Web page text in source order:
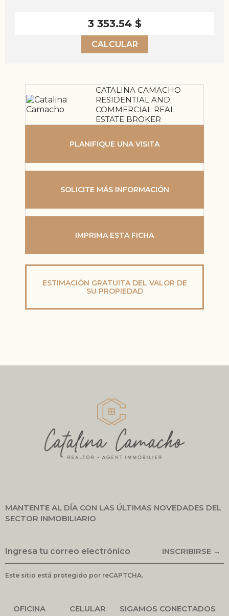
3 353.54 $
CALCULAR
CATALINA CAMACHO
RESIDENTIAL AND
COMMERCIAL REAL
ESTATE BROKER
PLANIFIQUE UNA VISITA
SOLICITE MÁS INFORMACIÓN
IMPRIMA ESTA FICHA
ESTIMACIÓN GRATUITA DEL VALOR DE
SU PROPIEDAD
MANTENTE AL DÍA CON LAS ÚLTIMAS NOVEDADES DEL
SECTOR INMOBILIARIO
INSCRIBIRSE →
Este sitio está protegido por reCAPTCHA.
OFICINA CELULAR SIGAMOS CONECTADOS